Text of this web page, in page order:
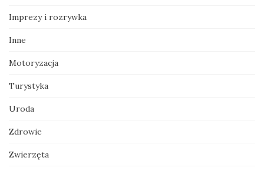
Imprezy i rozrywka
Inne
Motoryzacja
Turystyka
Uroda
Zdrowie
Zwierzęta